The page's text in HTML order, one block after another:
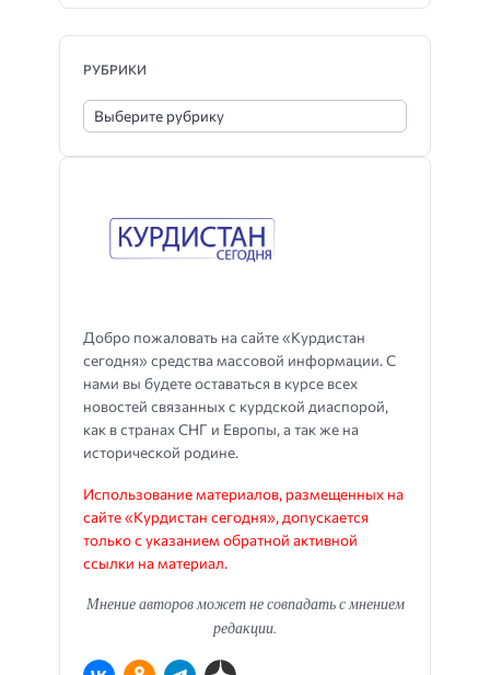
Добро пожаловать на сайте «Курдистан
сегодня» средства массовой информации. С
нами вы будете оставаться в курсе всех
новостей связанных с курдской диаспорой,
как в странах СНГ и Европы, а так же на
исторической родине.
Использование материалов, размещенных на
сайте «Курдистан сегодня», допускается
только с указанием обратной активной
ссылки на материал.
Мнение авторов может не совпадать с мнением
редакции.
РУБРИКИ